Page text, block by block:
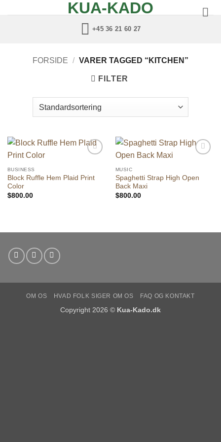
KUA-KADO
+45 36 21 60 27
FORSIDE / VARER TAGGED “KITCHEN”
FILTER
BUSINESS
Block Ruffle Hem Plaid Print
Color
$800.00
MUSIC
Spaghetti Strap High Open
Back Maxi
$800.00
OM OS HVAD FOLK SIGER OM OS FAQ OG KONTAKT
Copyright 2026 © Kua-Kado.dk